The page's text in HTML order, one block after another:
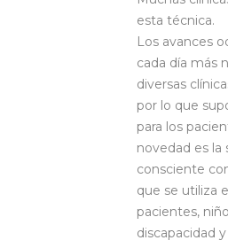
esta técnica.
Los avances
cada día más
diversas
por lo que
para los
novedad es la
consciente
que se utiliza
pacientes,
discapacidad